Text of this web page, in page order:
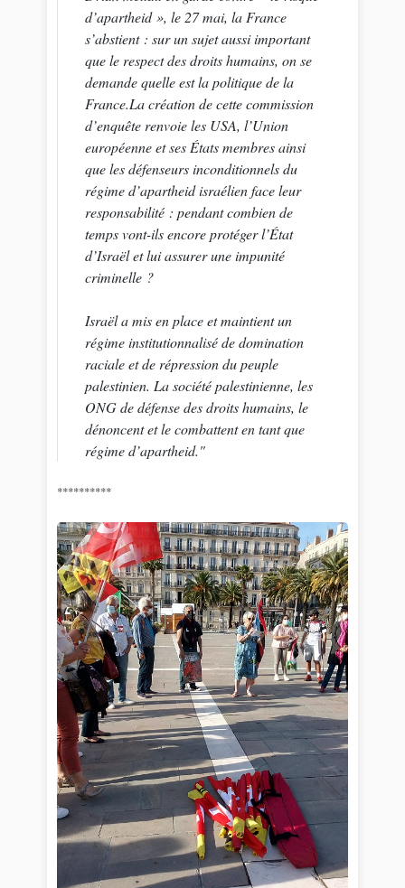
d’apartheid », le 27 mai, la France
s’abstient : sur un sujet aussi important
que le respect des droits humains, on se
demande quelle est la politique de la
France.La création de cette commission
d’enquête renvoie les USA, l’Union
européenne et ses États membres ainsi
que les défenseurs inconditionnels du
régime d’apartheid israélien face leur
responsabilité : pendant combien de
temps vont-ils encore protéger l’État
d’Israël et lui assurer une impunité
criminelle ?
Israël a mis en place et maintient un
régime institutionnalisé de domination
raciale et de répression du peuple
palestinien. La société palestinienne, les
ONG de défense des droits humains, le
dénoncent et le combattent en tant que
régime d’apartheid."
**********